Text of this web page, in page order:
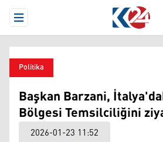
Open Menu
Politika
Başkan Barzani,
Bölgesi Temsilciliğini
2026-01-23 11:52